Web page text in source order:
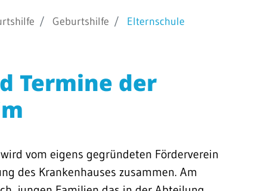
Geburtshilfe Elternschule
Termine der
vom eigens gegründeten Förderverein
des Krankenhauses zusammen. Am